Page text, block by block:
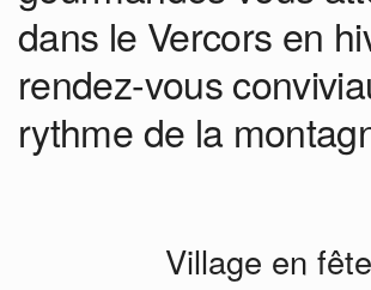
dans le Vercors en
rendez-vous
rythme de la
Village en fête